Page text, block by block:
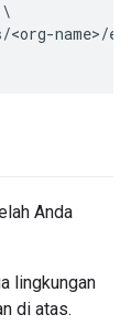
\
name>/
Anda
lingkungan
di atas.